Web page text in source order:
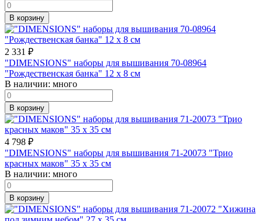
В корзину
2 331 ₽
"DIMENSIONS" наборы для вышивания 70-08964
"Рождественская банка" 12 x 8 см
В наличии: много
В корзину
4 798 ₽
"DIMENSIONS" наборы для вышивания 71-20073 "Трио
красных маков" 35 x 35 см
В наличии: много
В корзину